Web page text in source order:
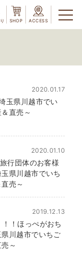
SHOP ACCESS
2020.01.17
玉県川越市でい
直売～
2020.01.10
行団体のお客様
県川越市でいち
売～
2019.12.13
！ほっぺがおち
川越市でいちご
～